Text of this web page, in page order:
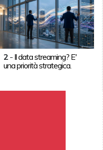
2 - Il data streaming? E'
una priorità strategica.